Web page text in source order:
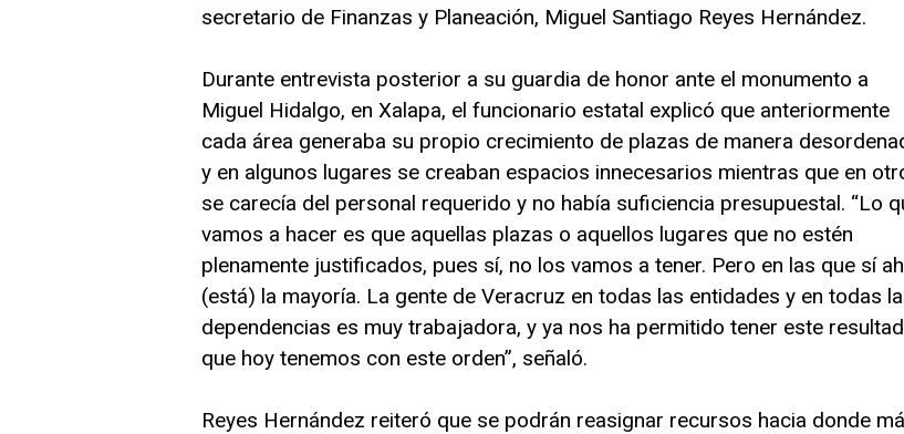
secretario de Finanzas y Planeación, Miguel Santiago Reyes Hernández.
Durante entrevista posterior a su guardia de honor ante el monumento a
Miguel Hidalgo, en Xalapa, el funcionario estatal explicó que anteriormente
cada área generaba su propio crecimiento de plazas de manera
y en algunos lugares se creaban espacios innecesarios mientras que en
se carecía del personal requerido y no había suficiencia presupuestal. “Lo
vamos a hacer es que aquellas plazas o aquellos lugares que no estén
plenamente justificados, pues sí, no los vamos a tener. Pero en las que sí
(está) la mayoría. La gente de Veracruz en todas las entidades y en todas
dependencias es muy trabajadora, y ya nos ha permitido tener este
que hoy tenemos con este orden”, señaló.
Reyes Hernández reiteró que se podrán reasignar recursos hacia donde